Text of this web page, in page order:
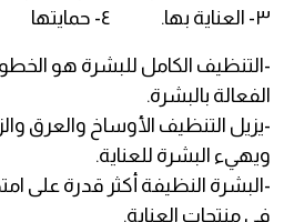
٣- العناية بها. ٤- حمايتها
-التنظيف الكامل للبشرة هو
الفعالة بالبشرة.
-يزيل التنظيف الأوساخ والعرق
ويهيء البشرة للعناية.
-البشرة النظيفة أكثر قدرة على
في منتجات العناية.